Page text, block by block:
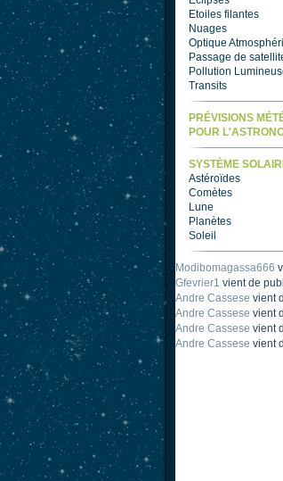
Etoiles filantes
Nuages
Optique
Passage de
Pollution
Transits
PRÉVISIONS
POUR
SYSTÈME
Astéroïdes
Comètes
Lune
Planètes
Soleil
Modibomagassa666
Gfevrier1 vient de
Andre Cassese vient
Andre Cassese vient
Andre Cassese vient
Andre Cassese vient